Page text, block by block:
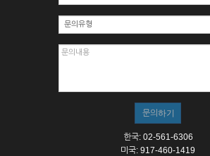
한국: 02-561-6306
미국: 917-460-1419